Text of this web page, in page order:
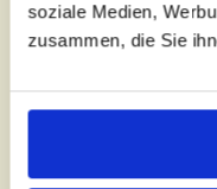
soziale Medien,
zusammen, die Sie